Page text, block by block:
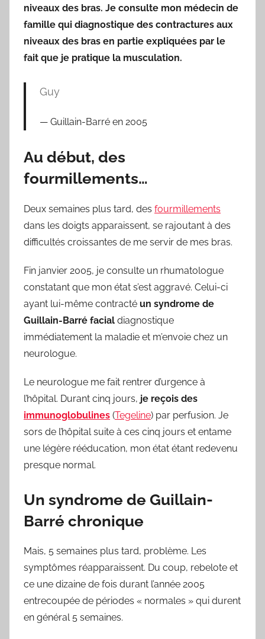
d
niveaux des bras. Je consulte mon médecin de
famille qui diagnostique des contractures aux
niveaux des bras en partie expliquées par le
fait que je pratique la musculation.
Guy
Guillain-Barré en 2005
Au début, des
fourmillements…
Deux semaines plus tard, des fourmillements
dans les doigts apparaissent, se rajoutant à des
difficultés croissantes de me servir de mes bras.
Fin janvier 2005, je consulte un rhumatologue
constatant que mon état s’est aggravé. Celui-ci
ayant lui-même contracté un syndrome de
Guillain-Barré facial diagnostique
immédiatement la maladie et m’envoie chez un
neurologue.
Le neurologue me fait rentrer d’urgence à
l’hôpital. Durant cinq jours, je reçois des
immunoglobulines (Tegeline) par perfusion. Je
sors de l’hôpital suite à ces cinq jours et entame
une légère rééducation, mon état étant redevenu
presque normal.
Un syndrome de Guillain-
Barré chronique
Mais, 5 semaines plus tard, problème. Les
symptômes réapparaissent. Du coup, rebelote et
ce une dizaine de fois durant l’année 2005
entrecoupée de périodes « normales » qui durent
en général 5 semaines.